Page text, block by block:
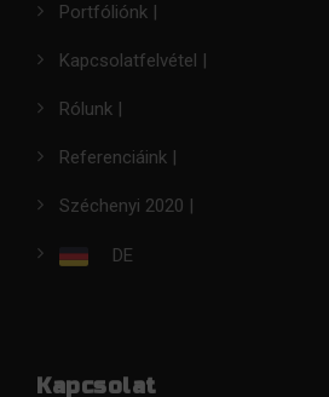
Portfóliónk |
Kapcsolatfelvétel |
Rólunk |
Referenciáink |
Széchenyi 2020 |
DE
Kapcsolat